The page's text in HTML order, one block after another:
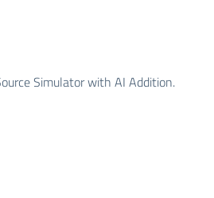
Simulator with AI Addition.